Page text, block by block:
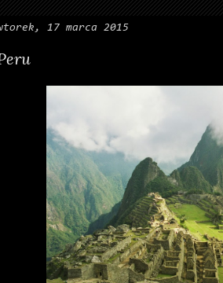
17 marca 2015